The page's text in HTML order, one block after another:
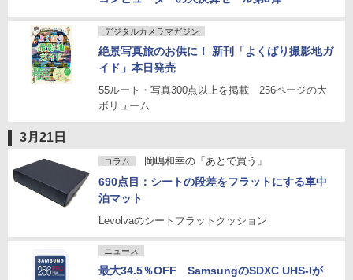
デジタルカメラマガジン
絶景写真旅のお供に！ 新刊「よくばり撮影地ガ
イド」本日発売
55ルート・写真300点以上を掲載 256ページの大
ボリューム
3月21日
コラム 岡嶋和幸の「あとで買う」
690点目：シートの段差をフラットにする車中
泊マット
Levolvaのシートフラットクッション
ニュース
最大34.5％OFF SamsungのSDXC UHS-Iが